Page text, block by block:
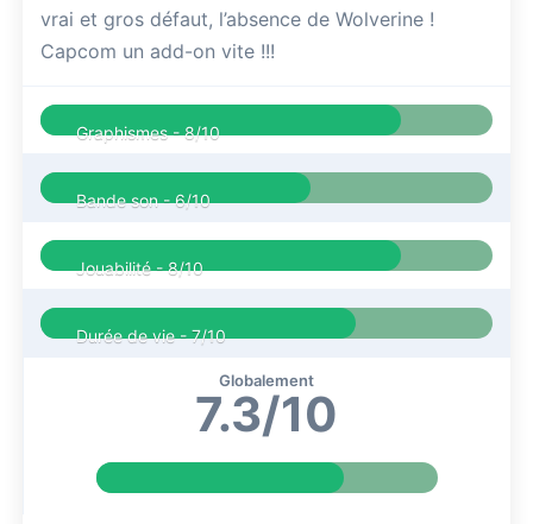
vrai et gros défaut, l’absence de Wolverine !
Capcom un add-on vite !!!
Graphismes -8/10
Bande son -6/10
Jouabilité -8/10
Durée de vie -7/10
Globalement
7.3/10